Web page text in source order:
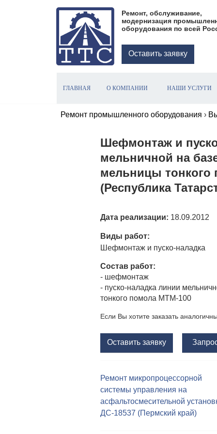
Ремонт, обслуживание,
модернизация
оборудования по всей
Оставить заявку
ГЛАВНАЯ О КОМПАНИИ НАШИ УСЛУГИ
Ремонт промышленного оборудования ›
Шефмонтаж и
мельничной на
мельницы
(Республика
Дата реализации: 18.09.2012
Виды работ:
Шефмонтаж и пуско-наладка
Состав работ:
- шефмонтаж
- пуско-наладка линии
тонкого помола МТМ-100
Если Вы хотите заказать
Оставить заявку
Н
а
в
Ремонт микропроцессорной
системы управления на
асфальтосмесительной
ДС-18537 (Пермский край)